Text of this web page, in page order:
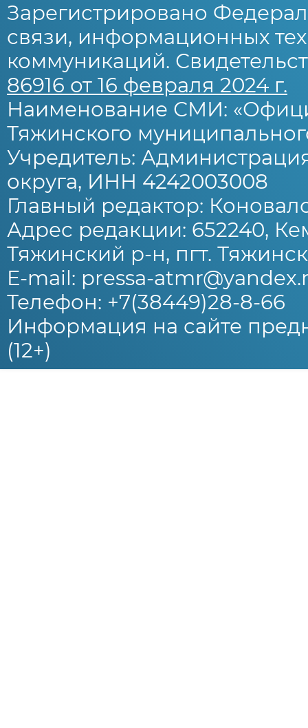
Зарегистрировано
связи, информационных
коммуникаций.
86916 от 16 февраля 2024 г.
Наименование СМИ:
Тяжинского
Учредитель:
округа, ИНН 4242003008
Главный редактор:
Адрес редакции: 652240,
Тяжинский р-н, пгт.
E-mail: pressa-
Телефон: +7(38449)28-8-66
Информация на сайте
(12+)